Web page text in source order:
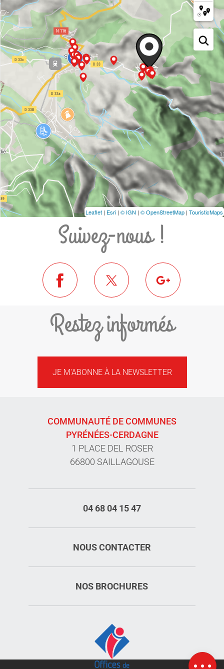
Carte
Leaflet | Esri | © IGN | © OpenStreetMap | TouristicMaps
Suivez-nous !
Restez informés
JE M'ABONNE À LA NEWSLETTER
COMMUNAUTÉ DE COMMUNES
PYRÉNÉES-CERDAGNE
1 PLACE DEL ROSER
66800 SAILLAGOUSE
04 68 04 15 47
NOUS CONTACTER
NOS BROCHURES